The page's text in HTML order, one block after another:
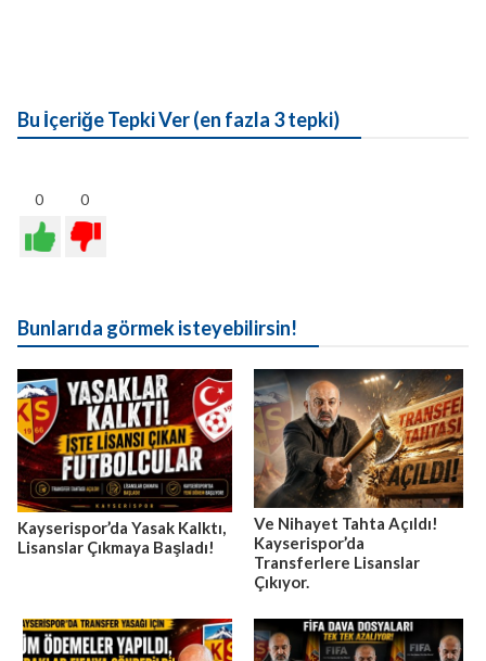
Bu İçeriğe Tepki Ver (en fazla 3 tepki)
0 0
Bunlarıda görmek isteyebilirsin!
Kayserispor’da Yasak Kalktı,
Lisanslar Çıkmaya Başladı!
Ve Nihayet Tahta Açıldı!
Kayserispor’da
Transferlere Lisanslar
Çıkıyor.